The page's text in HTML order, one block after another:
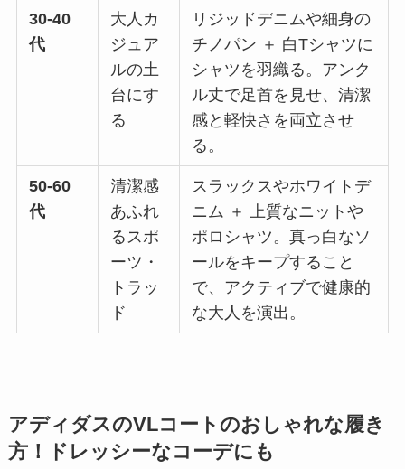
30-40
代
大人カ
ジュア
ルの土
台にす
る
リジッドデニムや細身の
チノパン ＋ 白Tシャツに
シャツを羽織る。アンク
ル丈で足首を見せ、清潔
感と軽快さを両立させ
る。
50-60
代
清潔感
あふれ
るスポ
ーツ・
トラッ
ド
スラックスやホワイトデ
ニム ＋ 上質なニットや
ポロシャツ。真っ白なソ
ールをキープすること
で、アクティブで健康的
な大人を演出。
アディダスのVLコートのおしゃれな履き
方！ドレッシーなコーデにも